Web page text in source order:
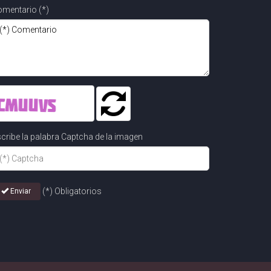
(*)
la palabra Captcha de la imagen
Enviar (*) Obligatorios